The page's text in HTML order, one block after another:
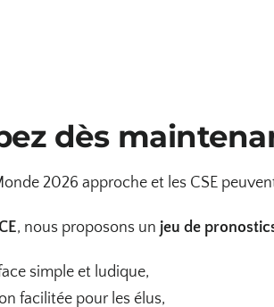
dès
2026 approche et les CSE
, nous proposons un jeu de
simple et ludique,
facilitée pour les élus,